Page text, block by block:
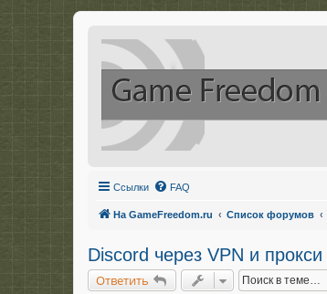
Ссылки FAQ
На GameFreedom.ru Список форумов
Discord через VPN и прокси
Ответить